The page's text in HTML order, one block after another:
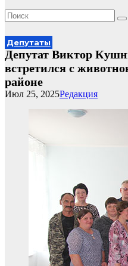
Депутаты
Депутат Виктор
встретился с
районе
Редакция
Июл 25, 2025